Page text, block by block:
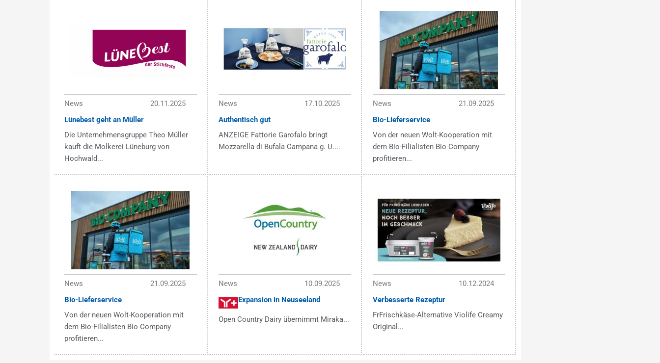
News
20.11.2025
Lünebest geht an Müller
Die Unternehmensgruppe Theo Müller
kauft die Molkerei Lüneburg von
Hochwald...
News
17.10.2025
Authentisch gut
ANZEIGE Fattorie Garofalo bringt
Mozzarella di Bufala Campana g. U....
News
21.09.2025
Bio-Lieferservice
Von der neuen Wolt-Kooperation mit
dem Bio-Filialisten Bio Company
profitieren...
News
21.09.2025
Bio-Lieferservice
Von der neuen Wolt-Kooperation mit
dem Bio-Filialisten Bio Company
profitieren...
News
10.09.2025
Expansion in Neuseeland
Open Country Dairy übernimmt Miraka...
News
10.12.2024
Verbesserte Rezeptur
FrFrischkäse-Alternative Violife Creamy
Original...